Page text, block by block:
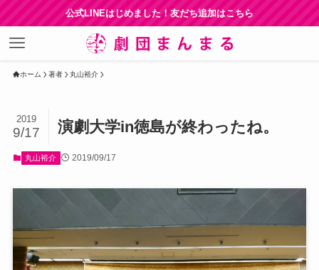
公式LINEはじめました！友だち追加はこちら
ホーム 著者 丸山裕介
演劇大学in徳島が終わったね。
2019
9/17
丸山裕介 2019/09/17